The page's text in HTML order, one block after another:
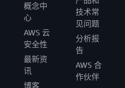
概念中
心
AWS 云
安全性
最新资
讯
博客
技术常
见问题
分析报
告
AWS 合
作伙伴